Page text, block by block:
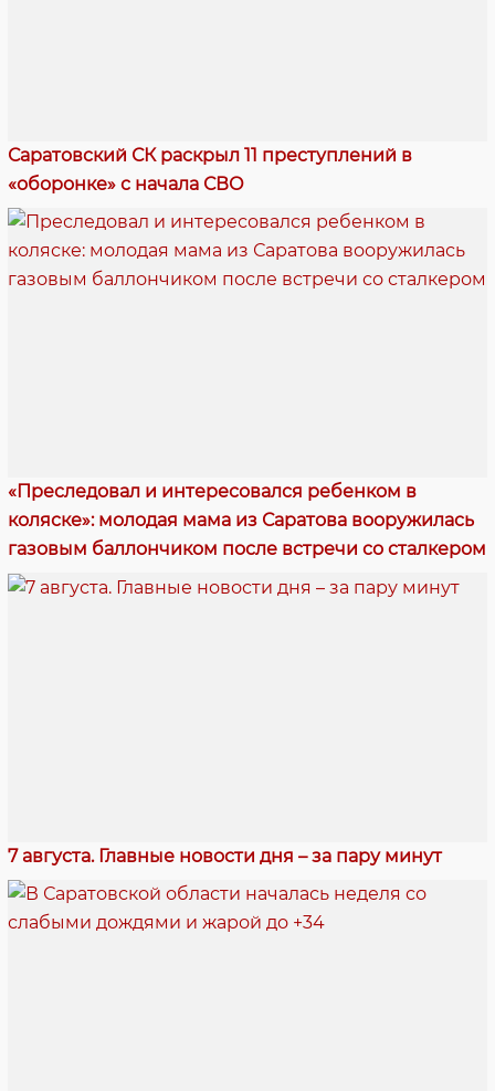
Саратовский СК раскрыл 11 преступлений в
«оборонке» с начала СВО
«Преследовал и интересовался ребенком в
коляске»: молодая мама из Саратова вооружилась
газовым баллончиком после встречи со сталкером
7 августа. Главные новости дня – за пару минут